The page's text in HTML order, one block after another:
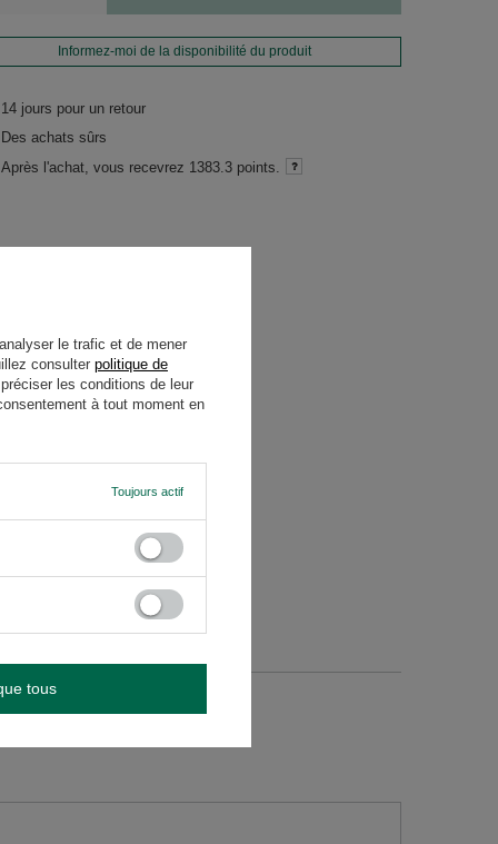
Informez-moi de la disponibilité du produit
14 jours pour un retour
Des achats sûrs
Après l'achat, vous recevrez 1383.3 points.
du produit, à côté des
le trafic et de mener
consulter politique de
les conditions de leur
à tout moment en
Toujours actif
tous